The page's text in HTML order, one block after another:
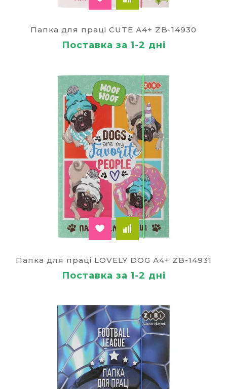
Папка для праці CUTE А4+ ZB-14930
Поставка за 1-2 дні
Папка для праці LOVELY DOG А4+ ZB-14931
Поставка за 1-2 дні